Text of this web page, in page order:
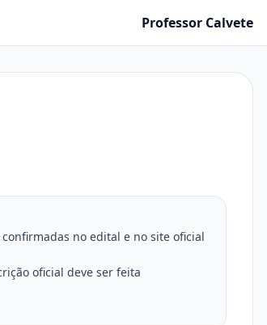
Professor Calvete
no edital e no site oficial
oficial deve ser feita